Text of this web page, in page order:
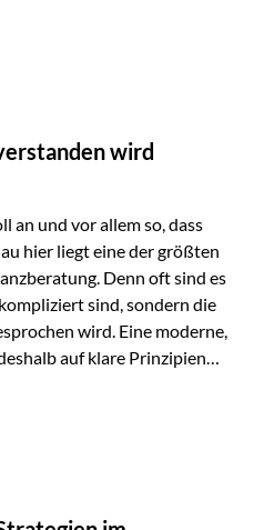
in den letzten Jahren zu
Ende 2024, veröffentlicht
wird
an und vor allem so, dass
hier liegt eine der größten
Denn oft sind es
sind, sondern die
wird. Eine moderne,
auf klare Prinzipien
Struktur, breite
die praxisnahen
Rost, der seit vielen Jahren